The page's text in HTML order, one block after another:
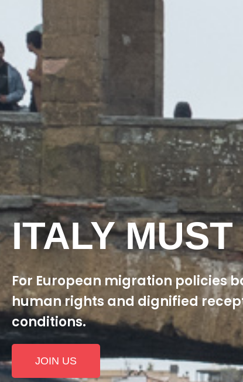
ITALY
For European migration policies
human rights and dignified
conditions.
JOIN US